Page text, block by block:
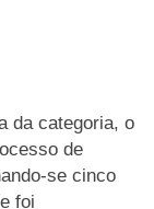
da categoria, o
de
se cinco
foi